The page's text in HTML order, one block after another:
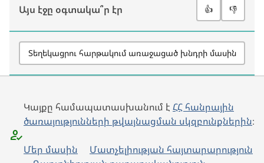
Այս էջը օգտակա՞ր էր 👍 👎
Տեղեկացրու հարթակում առաջացած խնդրի մասին
Կայքը համապատասխանում է ՀՀ հանրային
ծառայությունների թվայնացման սկզբունքներին։
Մեր մասին
Մատչելիության հայտարարություն